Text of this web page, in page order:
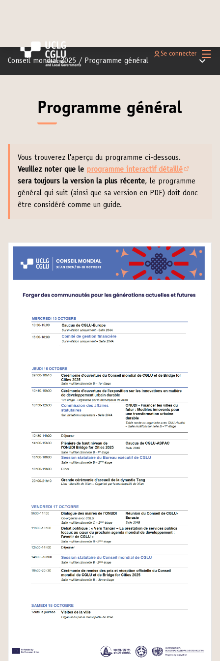
Se connecter
Conseil mondial 2025 / Programme général Menu
Programme général
Vous trouverez l'aperçu du programme ci-dessous.
Veuillez noter que le programme interactif détaillé
sera toujours la version la plus récente, le programme
général qui suit (ainsi que sa version en PDF) doit donc
être considéré comme un guide.